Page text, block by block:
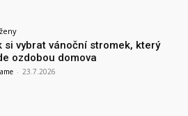
si vybrat vánoční stromek, který
ozdobou domova
- 23.7.2026